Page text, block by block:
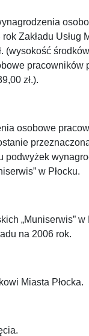
Zakładu Usług
(wysokość środków
pracowników
zł.).
osobowe
podwyżek
w Płocku.
„Muniserwis” w
na 2006 rok.
Miasta Płocka.